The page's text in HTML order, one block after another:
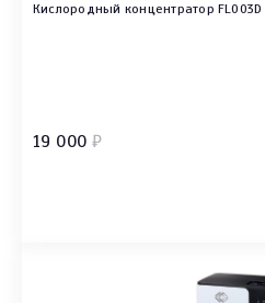
Кислородный концентратор FL003D
19 000 ₽